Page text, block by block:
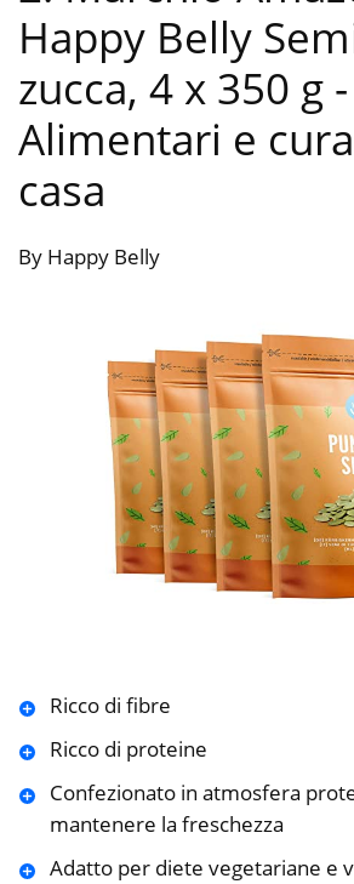
Happy Belly
zucca, 4 x 350 g -
Alimentari e
casa
By Happy Belly
Ricco di fibre
Ricco di proteine
Confezionato in atmosfera
mantenere la freschezza
Adatto per diete vegetariane e